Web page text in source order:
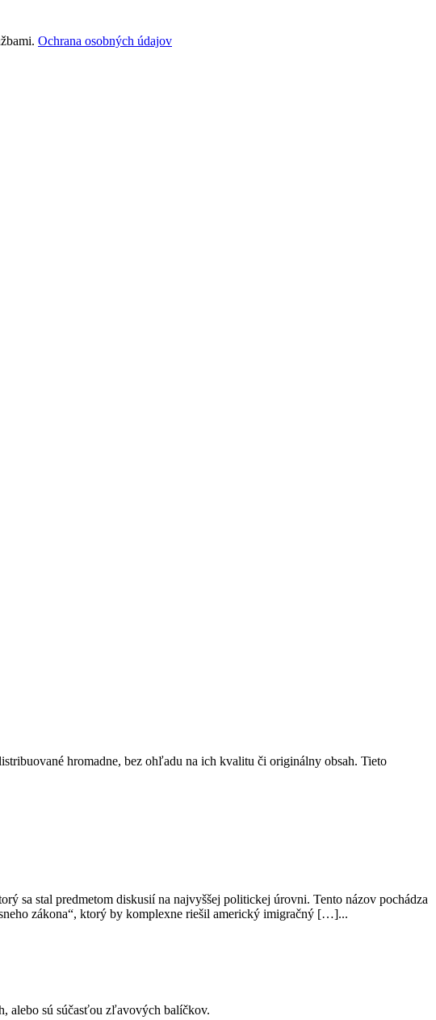
Ochrana osobných údajov
hromadne, bez ohľadu na ich kvalitu či originálny obsah. Tieto
sa stal predmetom diskusií na najvyššej politickej úrovni. Tento názov pochádza
zákona“, ktorý by komplexne riešil americký imigračný […]...
alebo sú súčasťou zľavových balíčkov.